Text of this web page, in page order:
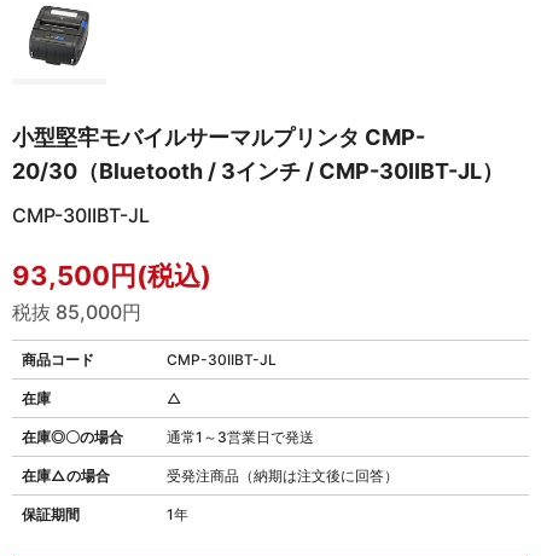
小型堅牢モバイルサーマルプリンタ CMP-
20/30（Bluetooth / 3インチ / CMP-30IIBT-JL）
CMP-30IIBT-JL
93,500円(税込)
税抜 85,000円
商品コード CMP-30IIBT-JL
在庫◎〇の場合 通常1～3営業日で発送
在庫△の場合 受発注商品（納期は注文後に回答）
保証期間 1年
在庫 △